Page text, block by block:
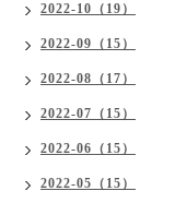
2022-10（19）
2022-09（15）
2022-08（17）
2022-07（15）
2022-06（15）
2022-05（15）